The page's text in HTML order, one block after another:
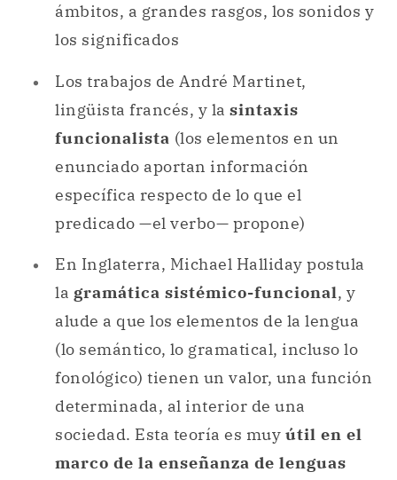
ámbitos, a grandes rasgos, los sonidos y
los significados
Los trabajos de André Martinet,
lingüista francés, y la sintaxis
funcionalista (los elementos en un
enunciado aportan información
específica respecto de lo que el
predicado —el verbo— propone)
En Inglaterra, Michael Halliday postula
la gramática sistémico-funcional, y
alude a que los elementos de la lengua
(lo semántico, lo gramatical, incluso lo
fonológico) tienen un valor, una función
determinada, al interior de una
sociedad. Esta teoría es muy útil en el
marco de la enseñanza de lenguas